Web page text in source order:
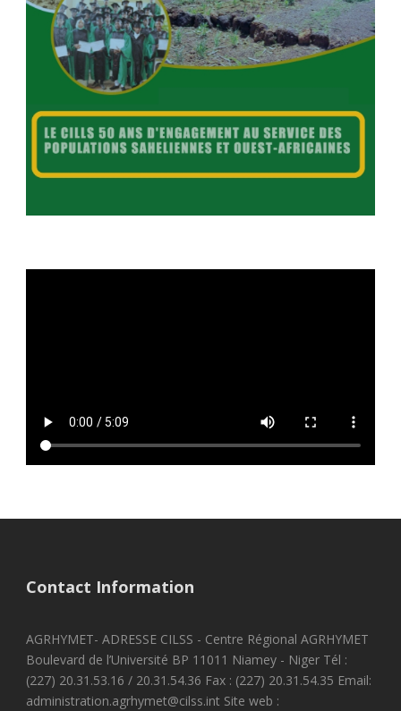
Contact Information
AGRHYMET- ADRESSE CILSS - Centre Régional AGRHYMET
Boulevard de l’Université BP 11011 Niamey - Niger Tél :
(227) 20.31.53.16 / 20.31.54.36 Fax : (227) 20.31.54.35 Email:
administration.agrhymet@cilss.int Site web :